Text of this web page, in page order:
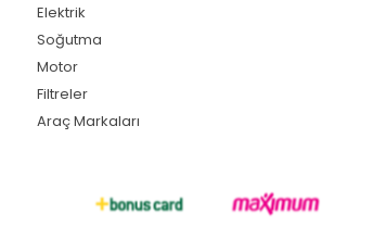
Elektrik
Soğutma
Motor
Filtreler
Araç Markaları